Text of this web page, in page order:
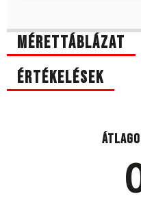
Mérettáblázat
Értékelések